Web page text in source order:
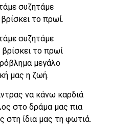
συζητάμε
το πρωί.
συζητάμε
βρίσκει το πρωί
μεγάλο
μας η ζωή.
να κάνω καρδιά
στο δράμα μας πια
στη ίδια μας τη φωτιά.